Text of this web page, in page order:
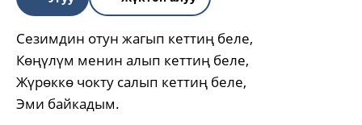
Сезимдин отун жагып кеттиң беле,
Көңүлүм менин алып кеттиң беле,
Жүрөккө чокту салып кеттиң беле,
Эми байкадым.